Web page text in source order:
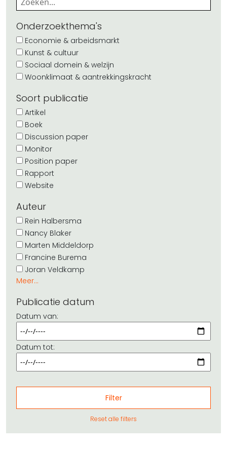
Onderzoekthema's
Economie & arbeidsmarkt
Kunst & cultuur
Sociaal domein & welzijn
Woonklimaat & aantrekkingskracht
Soort publicatie
Artikel
Boek
Discussion paper
Monitor
Position paper
Rapport
Website
Auteur
Rein Halbersma
Nancy Blaker
Marten Middeldorp
Francine Burema
Joran Veldkamp
Meer...
Publicatie datum
Datum van:
Datum tot:
Reset alle filters